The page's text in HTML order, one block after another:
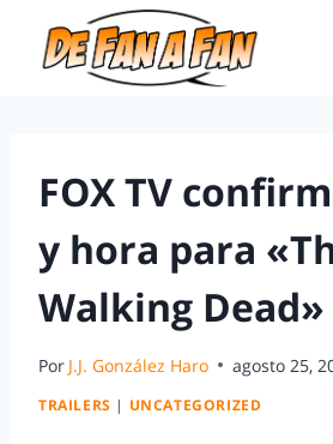
FOX TV
y hora para
Walking Dead»
Por J.J. González Haro agosto 25,
TRAILERS | UNCATEGORIZED